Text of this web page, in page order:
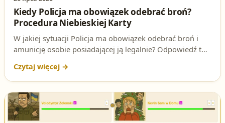
Kiedy Policja ma obowiązek odebrać broń?
Procedura Niebieskiej Karty
W jakiej sytuacji Policja ma obowiązek odebrać broń i
amunicję osobie posiadającej ją legalnie? Odpowiedź to
strzelecki – poznaj poprawną odpowiedź i podstawę
prawną.